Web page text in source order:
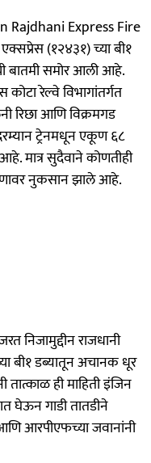
Express Fire
(१२४३१) च्या बी१
बातमी समोर आली आहे.
कोटा रेल्वे विभागांतर्गत
रिछा आणि विक्रमगड
ट्रेनमधून एकूण ६८
मात्र सुदैवाने कोणतीही
नुकसान झाले आहे.
निजामुद्दीन राजधानी
बी१ डब्यातून अचानक धूर
ही माहिती इंजिन
घेऊन गाडी तातडीने
आरपीएफच्या जवानांनी